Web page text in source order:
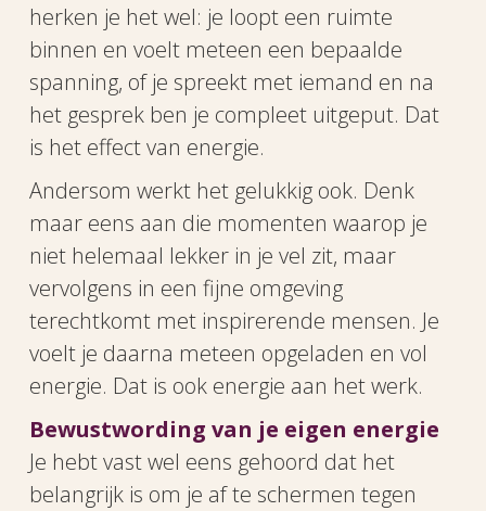
herken je het wel: je loopt een ruimte
binnen en voelt meteen een bepaalde
spanning, of je spreekt met iemand en na
het gesprek ben je compleet uitgeput. Dat
is het effect van energie.
Andersom werkt het gelukkig ook. Denk
maar eens aan die momenten waarop je
niet helemaal lekker in je vel zit, maar
vervolgens in een fijne omgeving
terechtkomt met inspirerende mensen. Je
voelt je daarna meteen opgeladen en vol
energie. Dat is ook energie aan het werk.
Bewustwording van je eigen energie
Je hebt vast wel eens gehoord dat het
belangrijk is om je af te schermen tegen